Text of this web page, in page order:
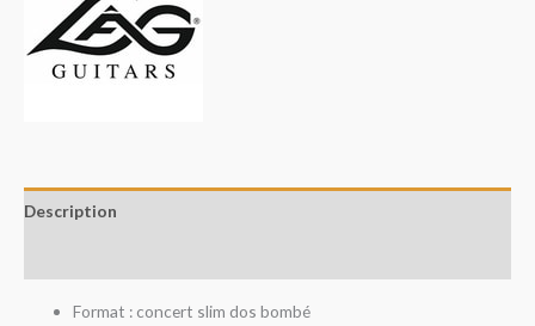
Description
Format : concert slim dos bombé